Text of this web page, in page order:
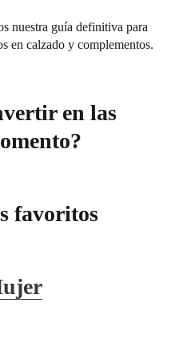
nuestra guía definitiva para
en calzado y complementos.
en las
favoritos